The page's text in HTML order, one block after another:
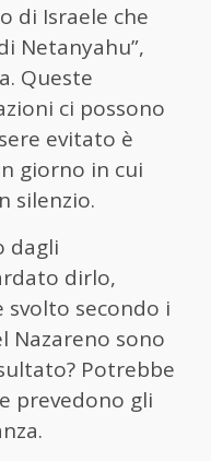
di Israele che
Netanyahu”,
Queste
ci possono
evitato è
giorno in cui
silenzio.
dagli
dirlo,
secondo i
Nazareno sono
Potrebbe
prevedono gli